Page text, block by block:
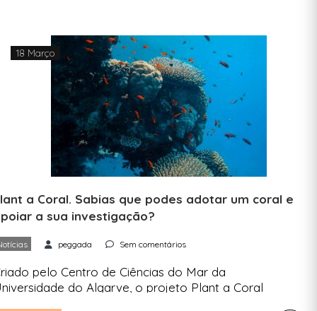
sempre classificação “Excelente” em
de qualidade […]
18 Março
a Coral. Sabias que podes adotar um coral e
a sua investigação?
peggada Sem comentários
pelo Centro de Ciências do Mar da
do Algarve, o projeto Plant a Coral